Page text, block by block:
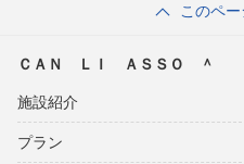
このペ
ＣＡＮ ＬＩ ＡＳＳＯ ＾
施設紹介
プラン